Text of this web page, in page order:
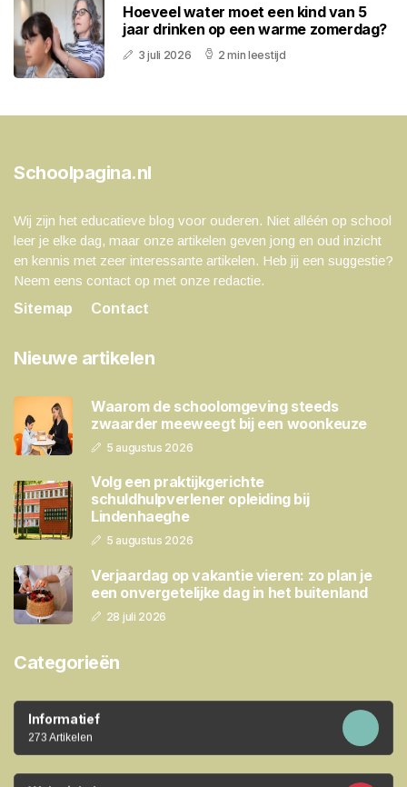
Hoeveel water moet een kind van 5
jaar drinken op een warme zomerdag?
3 juli 2026 2 min leestijd
Schoolpagina.nl
Wij zijn het educatieve blog voor ouderen. Niet alléén op school
leer je elke dag, maar onze artikelen geven jong en oud inzicht
en kennis met zeer interessante artikelen. Heb jij een suggestie?
Neem eens contact op met onze redactie.
Sitemap
Contact
Nieuwe artikelen
Waarom de schoolomgeving steeds
zwaarder meeweegt bij een woonkeuze
5 augustus 2026
Volg een praktijkgerichte
schuldhulpverlener opleiding bij
Lindenhaeghe
5 augustus 2026
Verjaardag op vakantie vieren: zo plan je
een onvergetelijke dag in het buitenland
28 juli 2026
Categorieën
Informatief
273 Artikelen